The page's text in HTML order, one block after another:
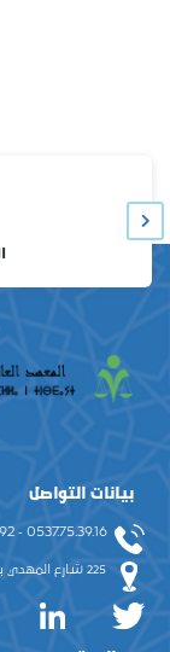
بيانات التواصل
0537.75.39.16 - 0537.75.19.92
225 شارع المهدي بن بركة السويسي - الرباط - المغرب